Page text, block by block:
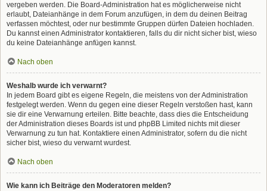
vergeben werden. Die Board-Administration hat es möglicherweise nicht
erlaubt, Dateianhänge in dem Forum anzufügen, in dem du deinen Beitrag
verfassen möchtest, oder nur bestimmte Gruppen dürfen Dateien hochladen.
Du kannst einen Administrator kontaktieren, falls du dir nicht sicher bist, wieso
du keine Dateianhänge anfügen kannst.
Nach oben
Weshalb wurde ich verwarnt?
In jedem Board gibt es eigene Regeln, die meistens von der Administration
festgelegt werden. Wenn du gegen eine dieser Regeln verstoßen hast, kann
sie dir eine Verwarnung erteilen. Bitte beachte, dass dies die Entscheidung
der Administration dieses Boards ist und phpBB Limited nichts mit dieser
Verwarnung zu tun hat. Kontaktiere einen Administrator, sofern du die nicht
sicher bist, wieso du verwarnt wurdest.
Nach oben
Wie kann ich Beiträge den Moderatoren melden?